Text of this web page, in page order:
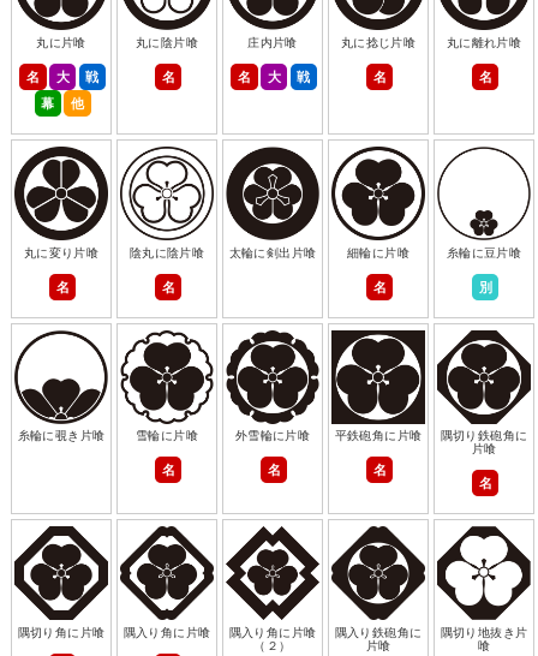
丸に片喰
名 大
戦
幕
他
丸に陰片喰
名
庄内片喰
名 大 戦
丸に捻じ片喰
名
丸に離れ片喰
名
丸に変り片喰
名
陰丸に陰片喰
名
太輪に剣出片喰 細輪に片喰
名
糸輪に豆片喰
別
糸輪に覗き片喰 雪輪に片喰
名
外雪輪に片喰
名
平鉄砲角に片喰
名
隅切り鉄砲角に
片喰
名
隅切り角に片喰 隅入り角に片喰
隅入り角に片喰
（２）
隅入り鉄砲角に
片喰
隅切り地抜き片
喰